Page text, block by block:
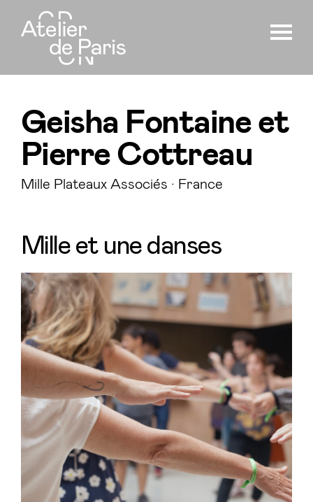
Geisha Fontaine et
Pierre Cottreau
Mille Plateaux Associés · France
Mille et une danses